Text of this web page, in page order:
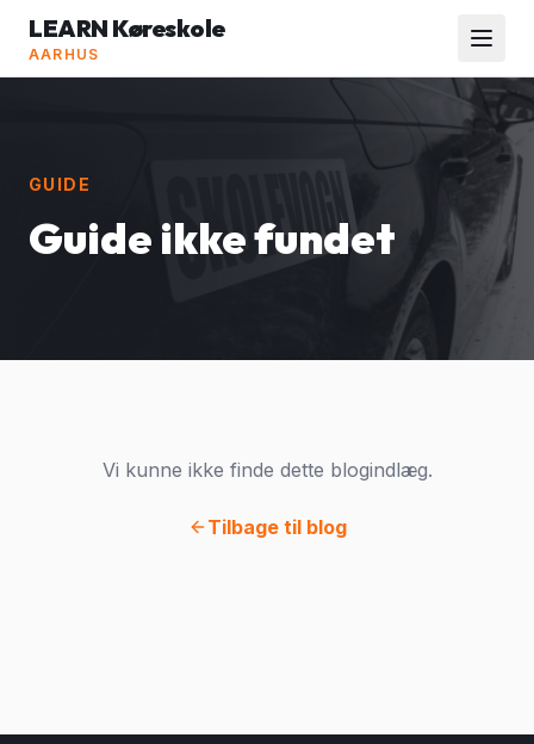
LEARN Køreskole
AARHUS
GUIDE
Guide ikke fundet
Vi kunne ikke finde dette blogindlæg.
Tilbage til blog